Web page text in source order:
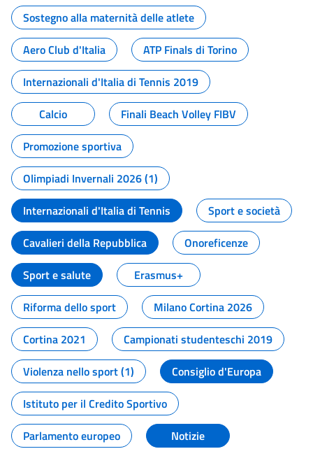
Sostegno alla maternità delle atlete
Aero Club d'Italia
ATP Finals di Torino
Internazionali d'Italia di Tennis 2019
Calcio
Finali Beach Volley FIBV
Promozione sportiva
Olimpiadi Invernali 2026 (1)
Internazionali d'Italia di Tennis
Sport e società
Cavalieri della Repubblica
Onoreficenze
Sport e salute
Erasmus+
Riforma dello sport
Milano Cortina 2026
Cortina 2021
Campionati studenteschi 2019
Violenza nello sport (1)
Consiglio d'Europa
Istituto per il Credito Sportivo
Parlamento europeo
Notizie